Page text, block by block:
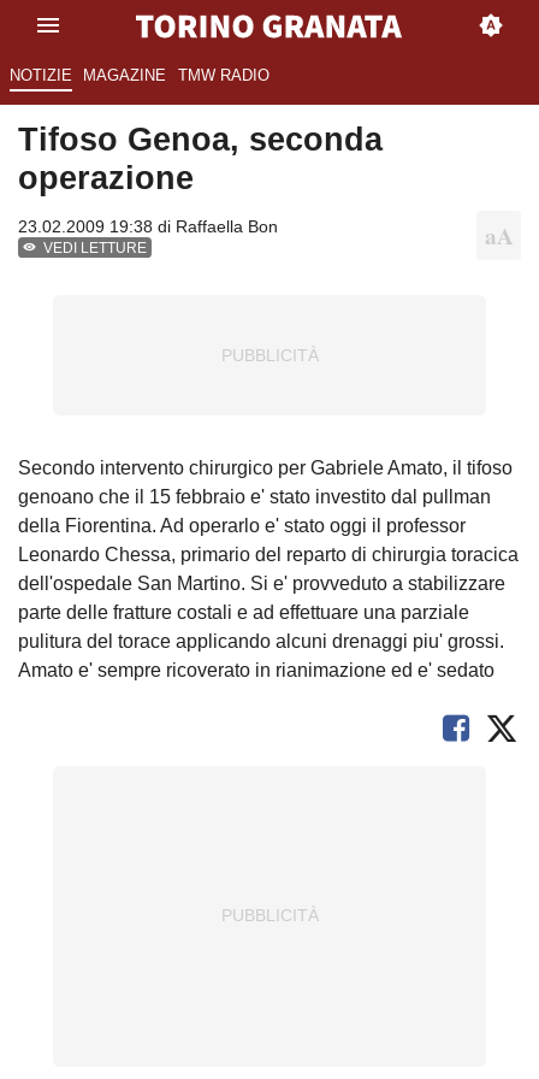
NOTIZIE MAGAZINE TMW RADIO
Tifoso Genoa, seconda
operazione
23.02.2009 19:38 di Raffaella Bon
VEDI LETTURE
Secondo intervento chirurgico per Gabriele Amato, il tifoso
genoano che il 15 febbraio e' stato investito dal pullman
della Fiorentina. Ad operarlo e' stato oggi il professor
Leonardo Chessa, primario del reparto di chirurgia toracica
dell'ospedale San Martino. Si e' provveduto a stabilizzare
parte delle fratture costali e ad effettuare una parziale
pulitura del torace applicando alcuni drenaggi piu' grossi.
Amato e' sempre ricoverato in rianimazione ed e' sedato